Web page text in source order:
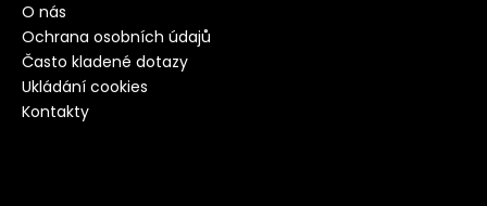
O nás
Ochrana osobních údajů
Často kladené dotazy
Ukládání cookies
Kontakty